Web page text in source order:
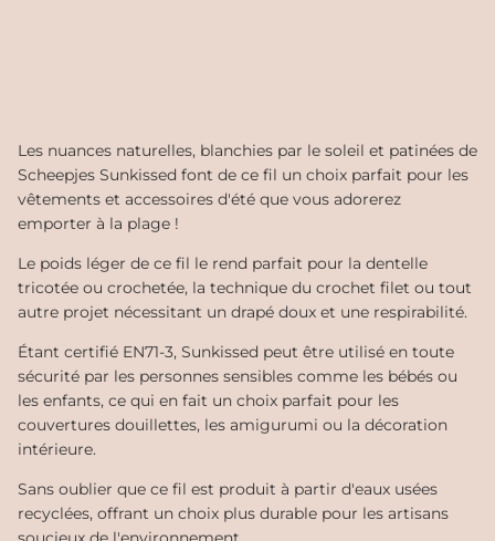
Les nuances naturelles, blanchies par le soleil et patinées de
Scheepjes Sunkissed font de ce fil un choix parfait pour les
vêtements et accessoires d'été que vous adorerez
emporter à la plage !
Le poids léger de ce fil le rend parfait pour la dentelle
tricotée ou crochetée, la technique du crochet filet ou tout
autre projet nécessitant un drapé doux et une respirabilité.
Étant certifié EN71-3, Sunkissed peut être utilisé en toute
sécurité par les personnes sensibles comme les bébés ou
les enfants, ce qui en fait un choix parfait pour les
couvertures douillettes, les amigurumi ou la décoration
intérieure.
Sans oublier que ce fil est produit à partir d'eaux usées
recyclées, offrant un choix plus durable pour les artisans